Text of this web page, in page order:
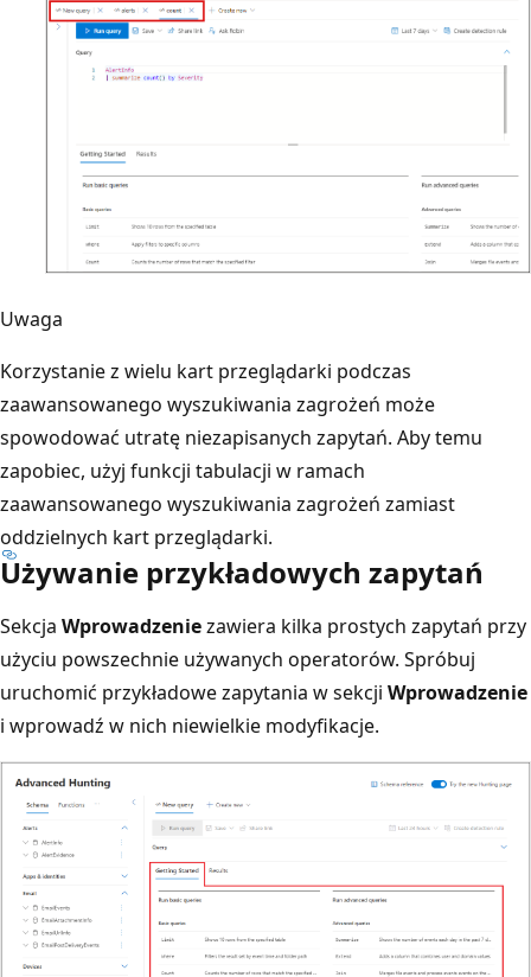
Uwaga
Korzystanie z wielu kart przeglądarki podczas
zaawansowanego wyszukiwania zagrożeń może
spowodować utratę niezapisanych zapytań. Aby temu
zapobiec, użyj funkcji tabulacji w ramach
zaawansowanego wyszukiwania zagrożeń zamiast
oddzielnych kart przeglądarki.
Używanie przykładowych zapytań
Sekcja Wprowadzeniezawiera kilka prostych zapytań przy
użyciu powszechnie używanych operatorów. Spróbuj
uruchomić przykładowe zapytania w sekcji Wprowadzenie
i wprowadź w nich niewielkie modyfikacje.